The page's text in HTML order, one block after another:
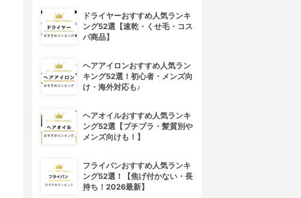
ドライヤーおすすめ人気ランキ
ング52選【速乾・くせ毛・コス
パ商品】
ヘアアイロンおすすめ人気ラン
キング52選！初心者・メンズ向
け・海外対応も♪
ヘアオイルおすすめ人気ランキ
ング52選【プチプラ・髪質別や
メンズ向けも！】
フライパンおすすめ人気ランキ
ング52選！【焦げ付かない・長
持ち！2026最新】